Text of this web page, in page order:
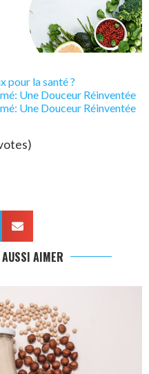
pour la santé ?
Une Douceur Réinventée
Une Douceur Réinventée
AIMER